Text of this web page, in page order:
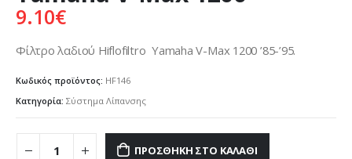
9.10€
Φίλτρο λαδιού Hiflofiltro Yamaha V-Max 1200 ’85-’95.
Κωδικός προϊόντος: HF146
Κατηγορία: Σύστημα Λίπανσης
ΠΡΟΣΘΉΚΗ ΣΤΟ ΚΑΛΆΘΙ